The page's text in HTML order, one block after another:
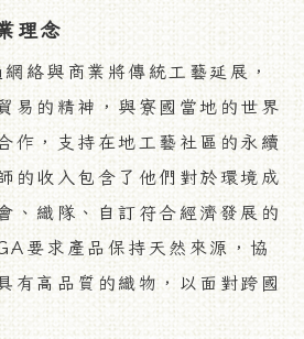
理念
絡與商業將傳統工藝延展，
易的精神，與寮國當地的世界
作，支持在地工藝社區的永續
的收入包含了他們對於環境成
、織隊、自訂符合經濟發展的
要求產品保持天然來源，協
有高品質的織物，以面對跨國